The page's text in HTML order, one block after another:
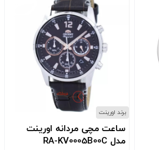
برند اورینت
ساعت مچی مردانه اورینت
مدل RA-KV0005B00C